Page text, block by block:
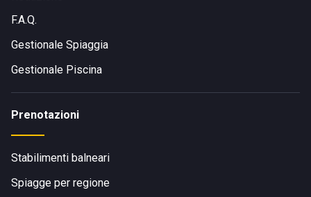
F.A.Q.
Gestionale Spiaggia
Gestionale Piscina
Prenotazioni
Stabilimenti balneari
Spiagge per regione